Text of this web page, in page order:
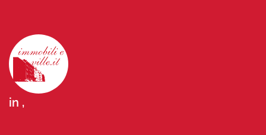
in ,